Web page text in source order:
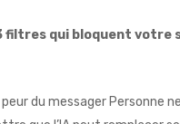
filtres qui bloquent votre
peur du messager Personne